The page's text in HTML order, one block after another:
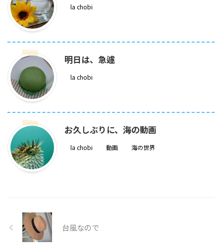
la chobi
明日は、急遽
la chobi
お久しぶりに、海の動画
la chobi 動画 海の世界
台風なので